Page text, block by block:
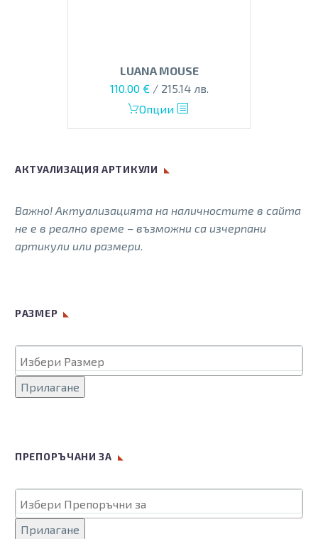
LUANA MOUSE
Original
price
110.00 €Текущата
цена
/ 215.14 лв.
Опции
This
product
options
may
АКТУАЛИЗАЦИЯ АРТИКУЛИ
Важно! Актуализацията на наличностите в сайта
не е в реално време – възможни са изчерпани
артикули или размери.
РАЗМЕР
Прилагане
ПРЕПОРЪЧАНИ ЗА
Прилагане